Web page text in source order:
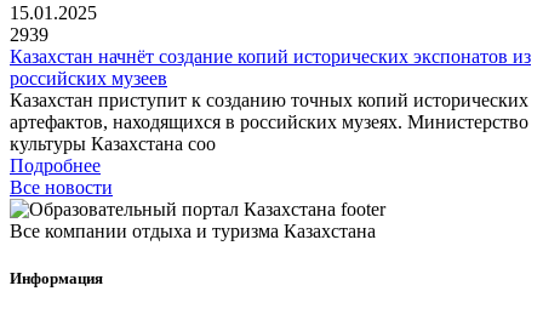
15.01.2025
2939
Казахстан начнёт создание копий исторических экспонатов из
российских музеев
Казахстан приступит к созданию точных копий исторических
артефактов, находящихся в российских музеях. Министерство
культуры Казахстана соо
Подробнее
Все новости
Все компании отдыха и туризма Казахстана
Информация